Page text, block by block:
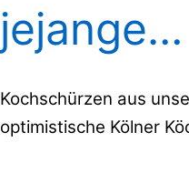
jejange…
Kochschürzen aus
optimistische Kölner